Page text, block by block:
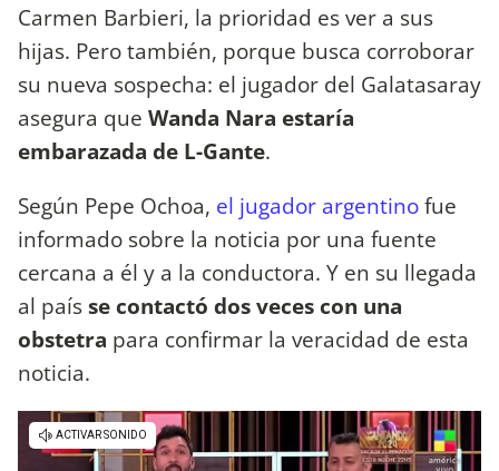
Carmen Barbieri, la prioridad es ver a sus
hijas. Pero también, porque busca corroborar
su nueva sospecha: el jugador del Galatasaray
asegura que Wanda Nara estaría
embarazada de L-Gante.
Según Pepe Ochoa, el jugador argentinofue
informado sobre la noticia por una fuente
cercana a él y a la conductora. Y en su llegada
al paísse contactó dos veces con una
obstetra para confirmar la veracidad de esta
noticia.